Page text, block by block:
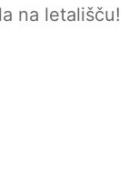
na letališču!